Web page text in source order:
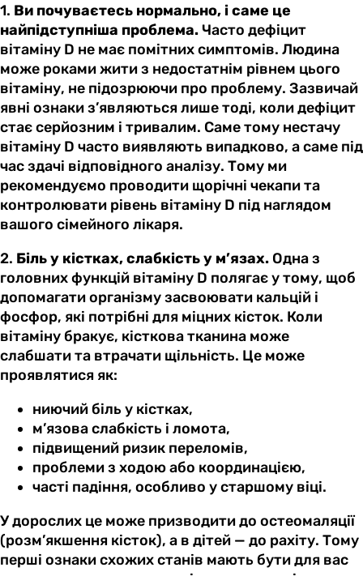
1. Ви почуваєтесь нормально, і саме це
найпідступніша проблема. Часто дефіцит
вітаміну D не має помітних симптомів. Людина
може роками жити з недостатнім рівнем цього
вітаміну, не підозрюючи про проблему. Зазвичай
явні ознаки з’являються лише тоді, коли дефіцит
стає серйозним і тривалим. Саме тому нестачу
вітаміну D часто виявляють випадково, а саме під
час здачі відповідного аналізу. Тому ми
рекомендуємо проводити щорічні чекапи та
контролювати рівень вітаміну D під наглядом
вашого сімейного лікаря.
2. Біль у кістках, слабкість у м’язах. Одна з
головних функцій вітаміну D полягає у тому, щоб
допомагати організму засвоювати кальцій і
фосфор, які потрібні для міцних кісток. Коли
вітаміну бракує, кісткова тканина може
слабшати та втрачати щільність. Це може
проявлятися як:
ниючий біль у кістках,
м’язова слабкість і ломота,
підвищений ризик переломів,
проблеми з ходою або координацією,
часті падіння, особливо у старшому віці.
У дорослих це може призводити до остеомаляції
(розм’якшення кісток), а в дітей — до рахіту. Тому
перші ознаки схожих станів мають бути для вас